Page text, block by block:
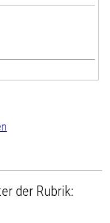
der Rubrik: